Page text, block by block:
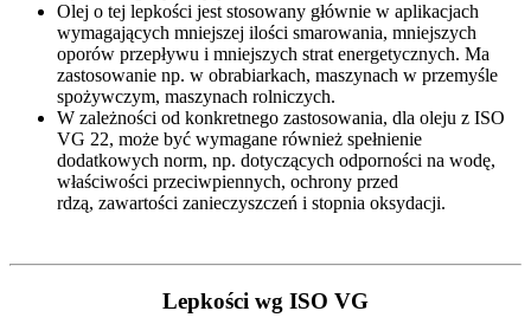
Olej o tej lepkości jest stosowany głównie w aplikacjach
wymagających mniejszej ilości smarowania, mniejszych
oporów przepływu i mniejszych strat energetycznych. Ma
zastosowanie np. w obrabiarkach, maszynach w przemyśle
spożywczym, maszynach rolniczych.
W zależności od konkretnego zastosowania, dla oleju z ISO
VG 22, może być wymagane również spełnienie
dodatkowych norm, np. dotyczących odporności na wodę,
właściwości przeciwpiennych, ochrony przed
rdzą, zawartości zanieczyszczeń i stopnia oksydacji.
Lepkości wg ISO VG